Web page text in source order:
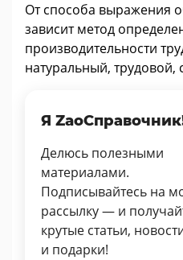
От способа выражения
зависит метод
производительности
натуральный, трудовой,
Я
Делюсь полезными
материалами.
Подписывайтесь на
рассылку — и
крутые статьи,
и подарки!